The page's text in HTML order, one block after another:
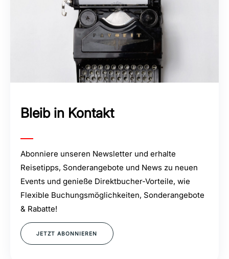
Bleib in Kontakt
Abonniere unseren Newsletter und erhalte
Reisetipps, Sonderangebote und News zu neuen
Events und genieße Direktbucher-Vorteile, wie
Flexible Buchungsmöglichkeiten, Sonderangebote
& Rabatte!
JETZT ABONNIEREN